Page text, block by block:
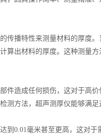
播特性来测量材料的厚度。
算出材料的厚度。这种测量
造成任何损伤，这对于高价
测方法，超声测厚仪能够满
0.01毫米甚至更高，这对于